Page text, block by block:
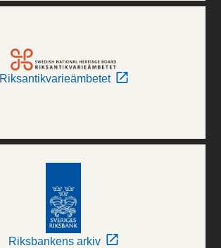
Riksantikvarieämbetet
Riksbankens arkiv